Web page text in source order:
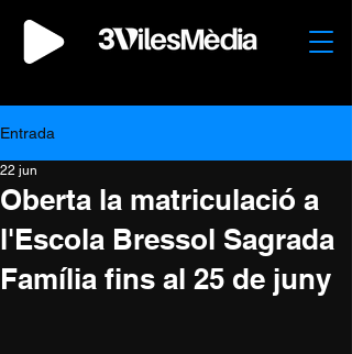
Entrada
Oberta la matriculació a
l'Escola Bressol Sagrada
Família fins al 25 de juny
22 jun